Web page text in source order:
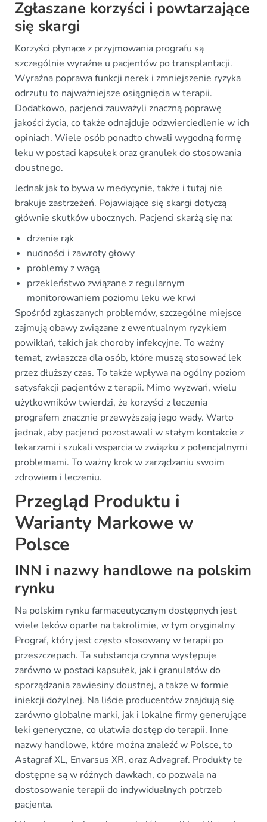
Zgłaszane korzyści i powtarzające
się skargi
Korzyści płynące z przyjmowania prografu są
szczególnie wyraźne u pacjentów po transplantacji.
Wyraźna poprawa funkcji nerek i zmniejszenie ryzyka
odrzutu to najważniejsze osiągnięcia w terapii.
Dodatkowo, pacjenci zauważyli znaczną poprawę
jakości życia, co także odnajduje odzwierciedlenie w ich
opiniach. Wiele osób ponadto chwali wygodną formę
leku w postaci kapsułek oraz granulek do stosowania
doustnego.
Jednak jak to bywa w medycynie, także i tutaj nie
brakuje zastrzeżeń. Pojawiające się skargi dotyczą
głównie skutków ubocznych. Pacjenci skarżą się na:
drżenie rąk
nudności i zawroty głowy
problemy z wagą
przekleństwo związane z regularnym
monitorowaniem poziomu leku we krwi
Spośród zgłaszanych problemów, szczególne miejsce
zajmują obawy związane z ewentualnym ryzykiem
powikłań, takich jak choroby infekcyjne. To ważny
temat, zwłaszcza dla osób, które muszą stosować lek
przez dłuższy czas. To także wpływa na ogólny poziom
satysfakcji pacjentów z terapii. Mimo wyzwań, wielu
użytkowników twierdzi, że korzyści z leczenia
prografem znacznie przewyższają jego wady. Warto
jednak, aby pacjenci pozostawali w stałym kontakcie z
lekarzami i szukali wsparcia w związku z potencjalnymi
problemami. To ważny krok w zarządzaniu swoim
zdrowiem i leczeniu.
Przegląd Produktu i
Warianty Markowe w
Polsce
INN i nazwy handlowe na polskim
rynku
Na polskim rynku farmaceutycznym dostępnych jest
wiele leków oparte na takrolimie, w tym oryginalny
Prograf, który jest często stosowany w terapii po
przeszczepach. Ta substancja czynna występuje
zarówno w postaci kapsułek, jak i granulatów do
sporządzania zawiesiny doustnej, a także w formie
iniekcji dożylnej. Na liście producentów znajdują się
zarówno globalne marki, jak i lokalne firmy generujące
leki generyczne, co ułatwia dostęp do terapii. Inne
nazwy handlowe, które można znaleźć w Polsce, to
Astagraf XL, Envarsus XR, oraz Advagraf. Produkty te
dostępne są w różnych dawkach, co pozwala na
dostosowanie terapii do indywidualnych potrzeb
pacjenta.